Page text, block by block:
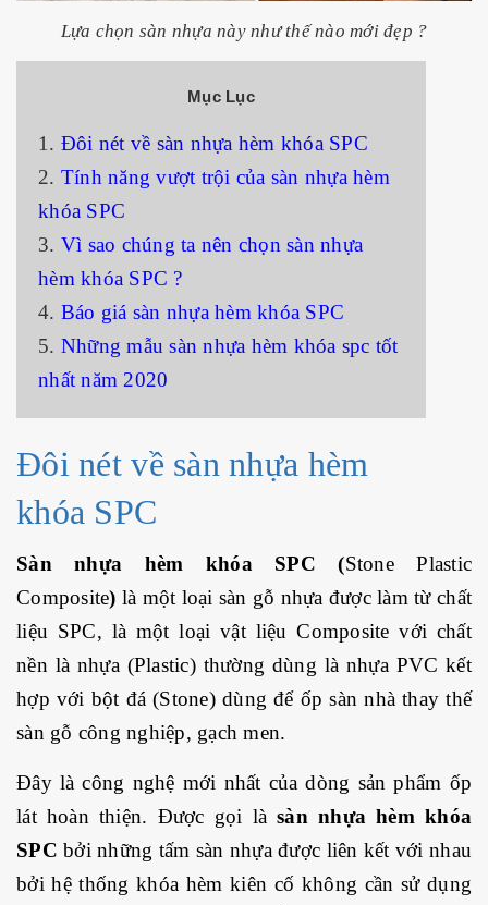
Lựa chọn sàn nhựa này như thế nào mới đẹp ?
Mục Lục
1. Đôi nét về sàn nhựa hèm khóa SPC
2. Tính năng vượt trội của sàn nhựa hèm
khóa SPC
3. Vì sao chúng ta nên chọn sàn nhựa
hèm khóa SPC ?
4. Báo giá sàn nhựa hèm khóa SPC
5. Những mẫu sàn nhựa hèm khóa spc tốt
nhất năm 2020
Đôi nét về sàn nhựa hèm
khóa SPC
Sàn nhựa hèm khóa SPC (Stone Plastic
Composite) là một loại sàn gỗ nhựa được làm từ chất
liệu SPC, là một loại vật liệu Composite với chất
nền là nhựa (Plastic) thường dùng là nhựa PVC kết
hợp với bột đá (Stone) dùng để ốp sàn nhà thay thế
sàn gỗ công nghiệp, gạch men.
Đây là công nghệ mới nhất của dòng sản phẩm ốp
lát hoàn thiện. Được gọi làsàn nhựa hèm khóa
SPC bởi những tấm sàn nhựa được liên kết với nhau
bởi hệ thống khóa hèm kiên cố không cần sử dụng